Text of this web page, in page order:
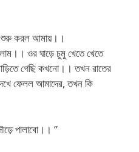
শুরু করল আমায়।।
ওর ঘাড়ে চুমু খেতে খেতে
গেছি কখনো।। তখন রাতের
ফেলল আমাদের, তখন কি
পালাবো।। ”